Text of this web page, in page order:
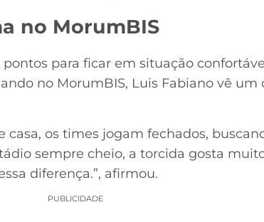
no MorumBIS
para ficar em situação
no MorumBIS, Luis Fabiano vê
casa, os times jogam fechados,
sempre cheio, a torcida gosta
diferença.”, afirmou.
PUBLICIDADE